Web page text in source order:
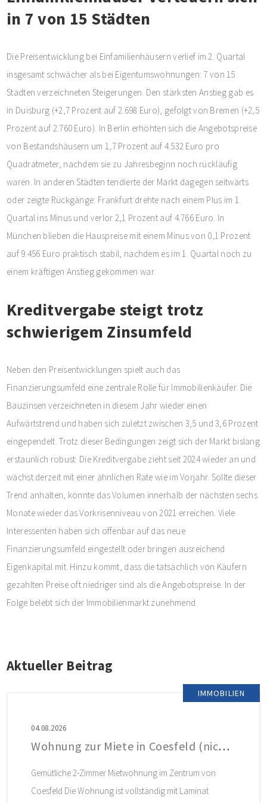
in 7 von 15 Städten
Die Preisentwicklung bei Einfamilienhäusern verlief im 2. Quartal
insgesamt schwächer als bei Eigentumswohnungen: 7 von 15
Städten verzeichneten Steigerungen. Den stärksten Anstieg gab es
in Duisburg (+2,7 Prozent auf 2.698 Euro), gefolgt von Bremen (+2,5
Prozent auf 2.760 Euro). In Berlin erhöhten sich die Angebotspreise
von Bestandshäusern um 1,7 Prozent auf 4.532 Euro pro
Quadratmeter, nachdem sie zu Jahresbeginn noch rückläufig
waren. In anderen Städten tendierte der Markt dagegen seitwärts
oder zeigte Rückgänge: Frankfurt drehte nach einem Plus im 1.
Quartal ins Minus und verlor 2,1 Prozent auf 4.766 Euro. In
München blieben die Hauspreise mit einem Minus von 0,1 Prozent
auf 9.456 Euro praktisch stabil, nachdem es im 1. Quartal noch zu
einem kräftigen Anstieg gekommen war.
Kreditvergabe steigt trotz
schwierigem Zinsumfeld
Neben den Preisentwicklungen spielt auch das
Finanzierungsumfeld eine zentrale Rolle für Immobilienkäufer. Die
Bauzinsen verzeichneten in diesem Jahr wieder einen
Aufwärtstrend und haben sich zuletzt zwischen 3,5 und 3,6 Prozent
eingependelt. Trotz dieser Bedingungen zeigt sich der Markt bislang
erstaunlich robust: Die Kreditvergabe zieht seit 2024 wieder an und
wächst derzeit mit einer ähnlichen Rate wie im Vorjahr. Sollte dieser
Trend anhalten, könnte das Volumen innerhalb der nächsten sechs
Monate wieder das Vorkrisenniveau von 2021 erreichen. Viele
Interessenten haben sich offenbar auf das neue
Finanzierungsumfeld eingestellt oder bringen ausreichend
Eigenkapital mit. Hinzu kommt, dass die tatsächlich von Käufern
gezahlten Preise oft niedriger sind als die Angebotspreise. In der
Folge belebt sich der Immobilienmarkt zunehmend.
Aktueller Beitrag
IMMOBILIEN
04.08.2026
Wohnung zur Miete in Coesfeld (nicht mehr verfügbar)
Gemütliche 2-Zimmer Mietwohnung im Zentrum von
Coesfeld Die Wohnung ist vollständig mit Laminat